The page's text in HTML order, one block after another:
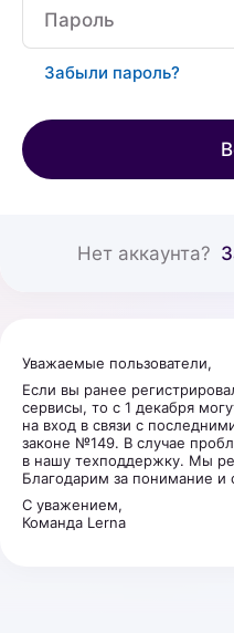
Пароль
Забыли пароль?
Нет аккаунта?
Уважаемые пользователи,
Если вы ранее
сервисы, то с 1 декабря
на вход в связи с
законе №149. В случае
в нашу техподдержку. Мы
Благодарим за понимание и
С уважением,
Команда Lerna